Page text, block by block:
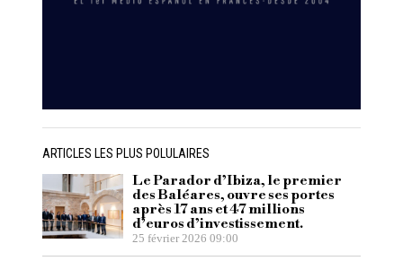
ARTICLES LES PLUS POLULAIRES
Le Parador d’Ibiza, le premier
des Baléares, ouvre ses portes
après 17 ans et 47 millions
d’euros d’investissement.
25 février 2026 09:00